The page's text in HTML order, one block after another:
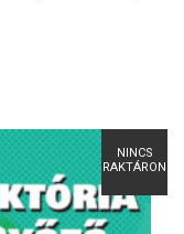
NINCS
RAKTÁRON